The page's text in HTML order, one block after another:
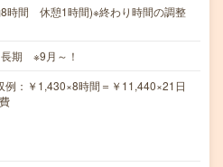
時間 休憩1時間)※終わり時間の調整
期 ※9月～！
：￥1,430×8時間＝￥11,440×21日